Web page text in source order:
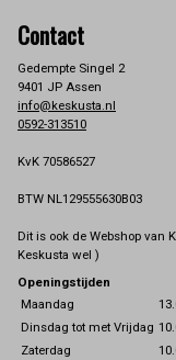
Contact
Gedempte Singel 2
9401 JP Assen
info@keskusta.nl
0592-313510
KvK 70586527
BTW NL129555630B03
Dit is ook de Webshop van
Keskusta wel )
Openingstijden
Maandag
Dinsdag tot met Vrijdag
Zaterdag